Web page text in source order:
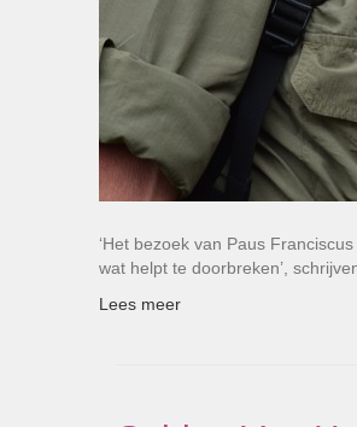
‘Het bezoek van Paus
wat helpt te doorbreken’,
Lees meer